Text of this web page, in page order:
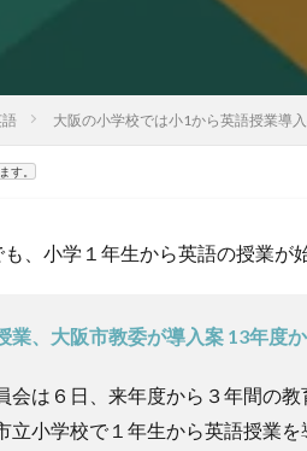
大阪の小学校では小1から英語授業導
す。
、小学１年生から英語の授業が
業、大阪市教委が導入案 13年度
会は６日、来年度から３年間の
立小学校で１年生から英語授業